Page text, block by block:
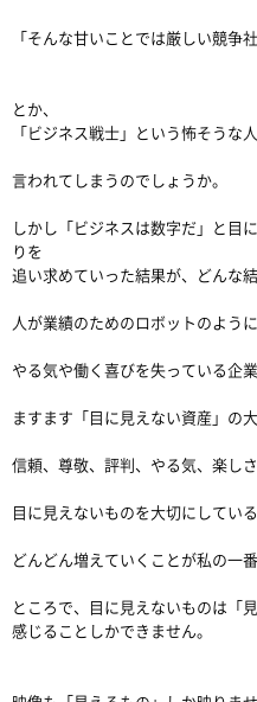
「そんな甘いことでは厳しい競争
とか、
「ビジネス戦士」という怖そうな
言われてしまうのでしょうか。
しかし「ビジネスは数字だ」と目
りを
追い求めていった結果が、どんな
人が業績のためのロボットのように
やる気や働く喜びを失っている企
ますます「目に見えない資産」の
信頼、尊敬、評判、やる気、楽し
目に見えないものを大切にしてい
どんどん増えていくことが私の一
ところで、目に見えないものは「
感じることしかできません。